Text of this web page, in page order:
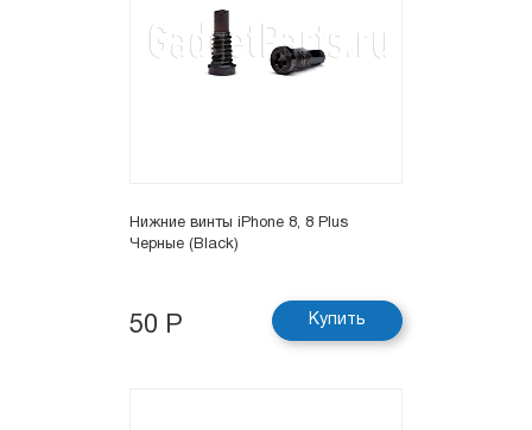
Нижние винты iPhone 8, 8 Plus
Черные (Black)
50 Р Купить